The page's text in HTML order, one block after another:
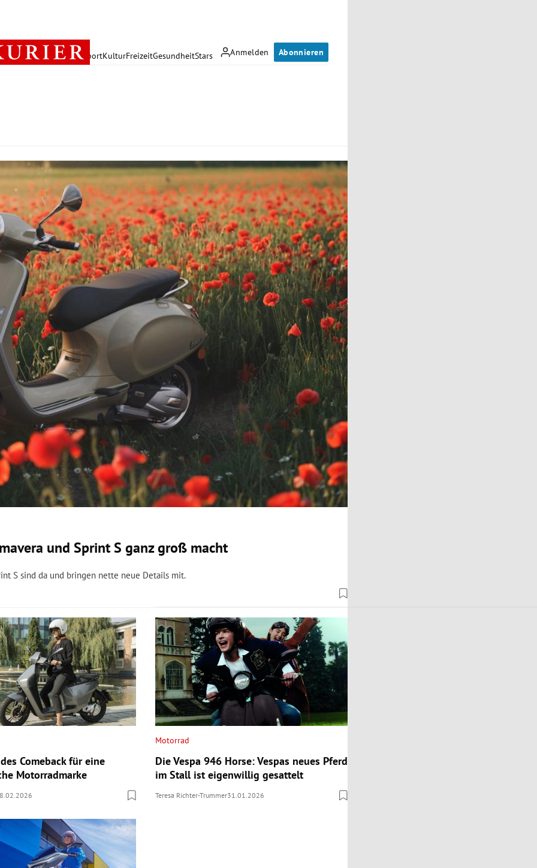
Anmelden Abonnieren
PolitikWirtschaft SportKulturFreizeitGesundheitStars
und Sprint S ganz groß macht
S sind da und bringen nette neue Details mit.
Comeback für eine
Motorradmarke
Motorrad
Die Vespa 946 Horse: Vespas neues Pferd
im Stall ist eigenwillig gesattelt
Teresa Richter-Trummer31.01.2026